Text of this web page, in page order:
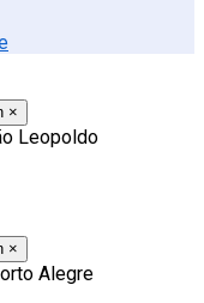
×
Leopoldo
×
Alegre